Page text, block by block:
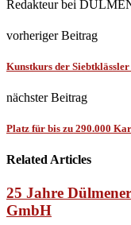
Redakteur bei
vorheriger Beitrag
Kunstkurs der
nächster Beitrag
Platz für bis zu 290.000
Related Articles
25 Jahre
GmbH